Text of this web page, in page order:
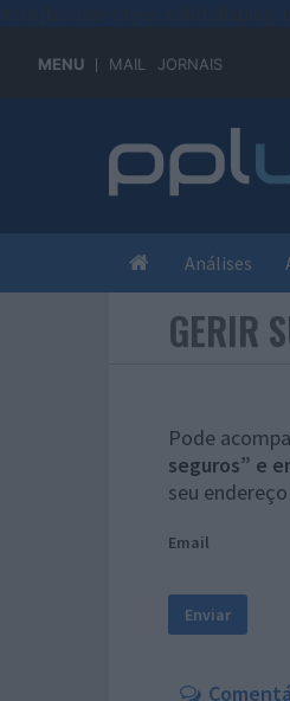
MENU MAIL JORNAIS
Análises
GERIR
Pode
seguros” e
seu
Email